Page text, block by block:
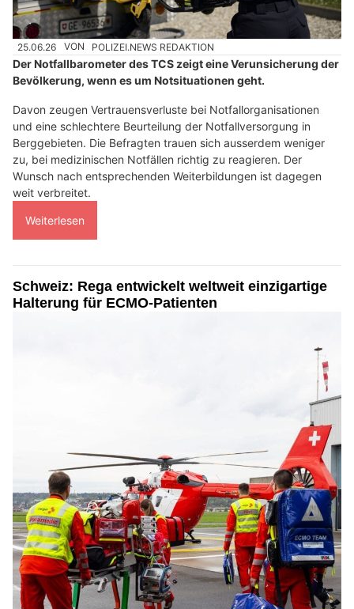
25.06.26 VON POLIZEI.NEWS REDAKTION
Der Notfallbarometer des TCS zeigt eine Verunsicherung der
Bevölkerung, wenn es um Notsituationen geht.
Davon zeugen Vertrauensverluste bei Notfallorganisationen
und eine schlechtere Beurteilung der Notfallversorgung in
Berggebieten. Die Befragten trauen sich ausserdem weniger
zu, bei medizinischen Notfällen richtig zu reagieren. Der
Wunsch nach entsprechenden Weiterbildungen ist dagegen
weit verbreitet.
Weiterlesen
Schweiz: Rega entwickelt weltweit einzigartige
Halterung für ECMO-Patienten